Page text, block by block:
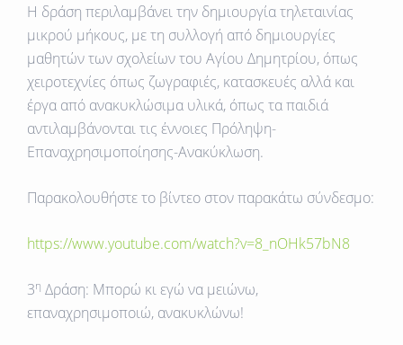
Η δράση περιλαμβάνει την δημιουργία τηλεταινίας
μικρού μήκους, με τη συλλογή από δημιουργίες
μαθητών των σχολείων του Αγίου Δημητρίου, όπως
χειροτεχνίες όπως ζωγραφιές, κατασκευές αλλά και
έργα από ανακυκλώσιμα υλικά, όπως τα παιδιά
αντιλαμβάνονται τις έννοιες Πρόληψη-
Επαναχρησιμοποίησης-Ανακύκλωση.
Παρακολουθήστε το βίντεο στον παρακάτω σύνδεσμο:
https://www.youtube.com/watch?v=8_nOHk57bN8
3η Δράση: Μπορώ κι εγώ να μειώνω,
επαναχρησιμοποιώ, ανακυκλώνω!